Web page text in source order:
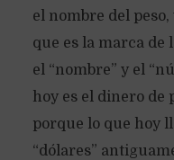
el nombre del peso,
que es la marca de
el “nombre” y el
hoy es el dinero de
porque lo que hoy
“dólares”